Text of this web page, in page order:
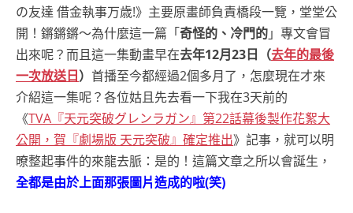
の友達 借金執事万歳!》主要原畫師負責橋段一覽，堂堂公
開！鏘鏘鏘～為什麼這一篇「奇怪的、冷門的」專文會冒
出來呢？而且這一集動畫早在去年12月23日（去年的最後
一次放送日） 首播至今都經過2個多月了，怎麼現在才來
介紹這一集呢？各位姑且先去看一下我在3天前的
《TVA『天元突破グレンラガン』第22話幕後製作花絮大
公開，賀『劇場版 天元突破』確定推出》記事，就可以明
暸整起事件的來龍去脈：是的！這篇文章之所以會誕生，
全都是由於上面那張圖片造成的啦(笑)